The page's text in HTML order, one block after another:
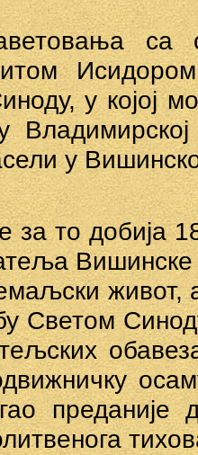
са
у којој
у
то добија
Вишинске
Светом